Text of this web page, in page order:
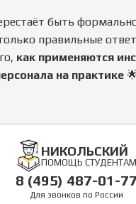
быть
правильные
как применяются
на практике
НИКОЛЬСКИЙ
ПОМОЩЬ СТУДЕНТАМ
8 (495) 487-01-77
Для звонков по России